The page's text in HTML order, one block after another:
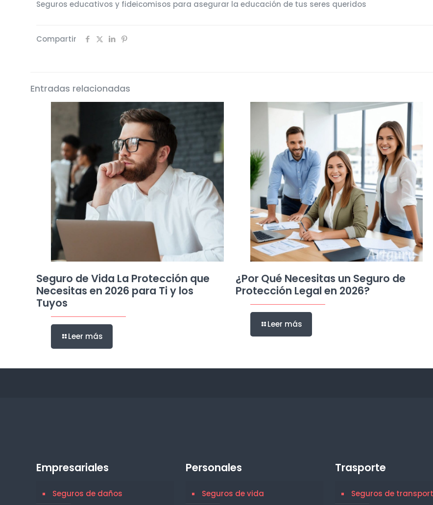
Seguros educativos y fideicomisos para asegurar la educación de tus seres queridos
Compartir
Entradas relacionadas
Seguro de Vida La Protección que
Necesitas en 2026 para Ti y los
Tuyos
Leer más
¿Por Qué Necesitas un Seguro de
Protección Legal en 2026?
Leer más
Empresariales
Seguros de daños
Personales
Seguros de vida
Trasporte
Seguros de